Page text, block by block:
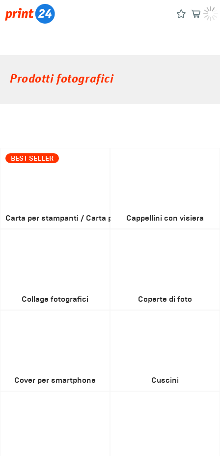
Prodotti fotografici
BEST SELLER
Carta per stampanti / Carta per fotocopieCappellini con visiera
Collage fotografici Coperte di foto
Cover per smartphone Cuscini